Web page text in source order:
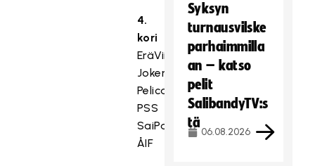
4.
kori
EräViikingit
Jokerit
Pelicans
PSS
SaiPa
ÅIF
Syksyn
turnausvilske
parhaimmilla
an – katso
pelit
SalibandyTV:s
tä
06.08.2026